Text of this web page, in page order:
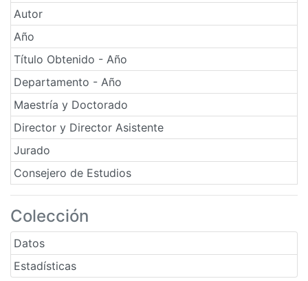
Autor
Año
Título Obtenido - Año
Departamento - Año
Maestría y Doctorado
Director y Director Asistente
Jurado
Consejero de Estudios
Colección
Datos
Estadísticas